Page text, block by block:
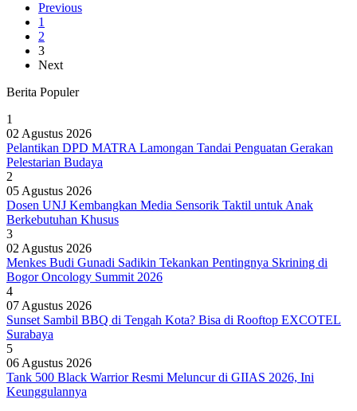
Previous
1
2
3
Next
Berita Populer
1
02 Agustus 2026
Pelantikan DPD MATRA Lamongan Tandai Penguatan Gerakan
Pelestarian Budaya
2
05 Agustus 2026
Dosen UNJ Kembangkan Media Sensorik Taktil untuk Anak
Berkebutuhan Khusus
3
02 Agustus 2026
Menkes Budi Gunadi Sadikin Tekankan Pentingnya Skrining di
Bogor Oncology Summit 2026
4
07 Agustus 2026
Sunset Sambil BBQ di Tengah Kota? Bisa di Rooftop EXCOTEL
Surabaya
5
06 Agustus 2026
Tank 500 Black Warrior Resmi Meluncur di GIIAS 2026, Ini
Keunggulannya